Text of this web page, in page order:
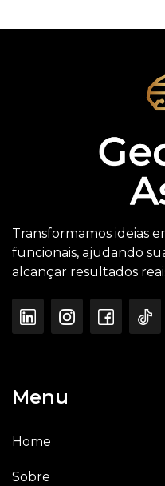
Transformamos ideias
funcionais, ajudando
alcançar resultados
Menu
Home
Sobre